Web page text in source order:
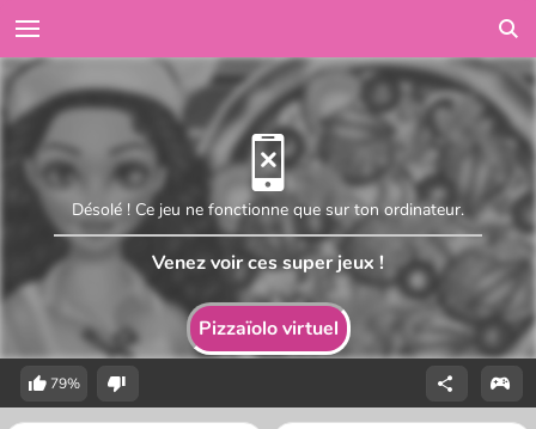
Pizzaïolo virtuel
Désolé ! Ce jeu ne fonctionne que sur ton ordinateur.
Venez voir ces super jeux !
79%